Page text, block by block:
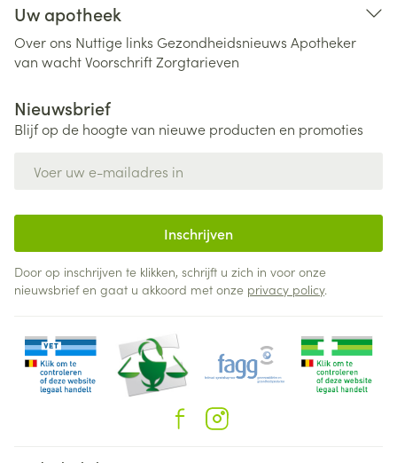
Uw apotheek
Over ons Nuttige links Gezondheidsnieuws Apotheker
van wachtVoorschriftZorgtarieven
Nieuwsbrief
Blijf op de hoogte van nieuwe producten en promoties
Inschrijven
Door op inschrijven te klikken, schrijft u zich in voor onze
nieuwsbrief en gaat u akkoord met onze privacy policy.